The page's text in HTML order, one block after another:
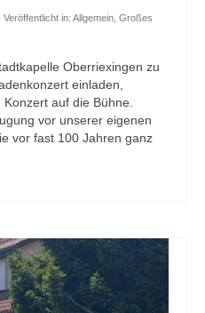
Veröffentlicht in: Allgemein Großes
Oberriexingen zu
einladen,
auf die Bühne.
vor unserer eigenen
vor fast 100 Jahren ganz